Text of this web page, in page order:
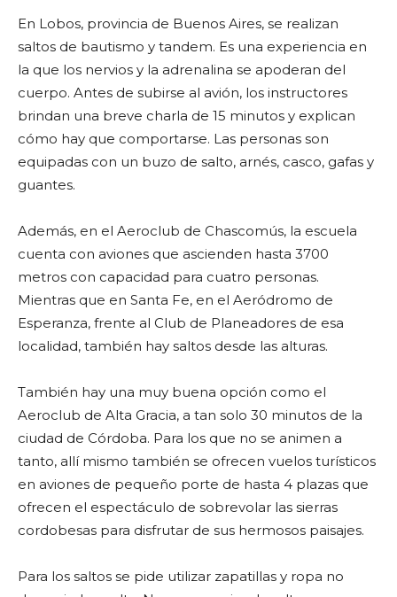
En Lobos, provincia de Buenos Aires, se realizan
saltos de bautismo y tandem. Es una experiencia en
la que los nervios y la adrenalina se apoderan del
cuerpo. Antes de subirse al avión, los instructores
brindan una breve charla de 15 minutos y explican
cómo hay que comportarse. Las personas son
equipadas con un buzo de salto, arnés, casco, gafas y
guantes.
Además, en el Aeroclub de Chascomús, la escuela
cuenta con aviones que ascienden hasta 3700
metros con capacidad para cuatro personas.
Mientras que en Santa Fe, en el Aeródromo de
Esperanza, frente al Club de Planeadores de esa
localidad, también hay saltos desde las alturas.
También hay una muy buena opción como el
Aeroclub de Alta Gracia, a tan solo 30 minutos de la
ciudad de Córdoba. Para los que no se animen a
tanto, allí mismo también se ofrecen vuelos turísticos
en aviones de pequeño porte de hasta 4 plazas que
ofrecen el espectáculo de sobrevolar las sierras
cordobesas para disfrutar de sus hermosos paisajes.
Para los saltos se pide utilizar zapatillas y ropa no